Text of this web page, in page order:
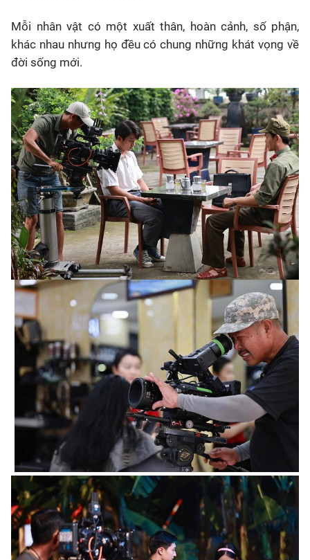
Mỗi nhân vật có một xuất thân, hoàn cảnh, số phận,
khác nhau nhưng họ đều có chung những khát vọng về
đời sống mới.